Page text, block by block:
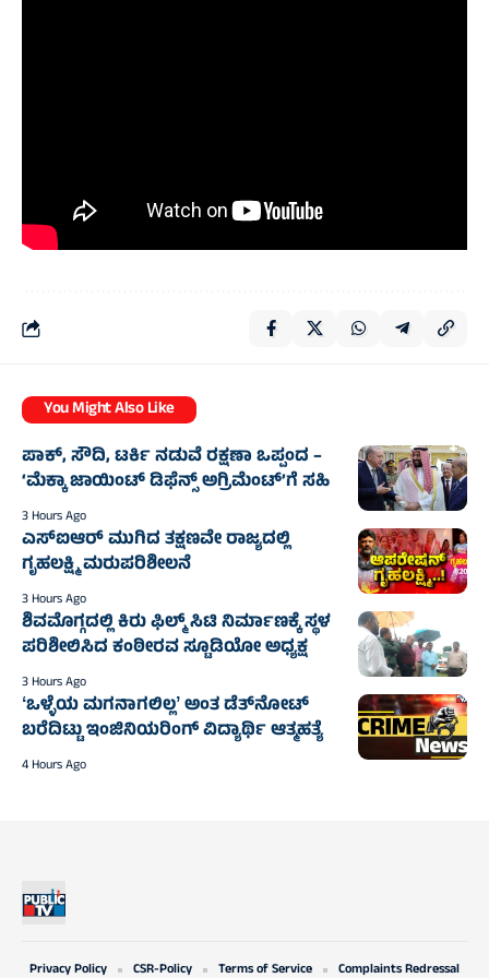
You Might Also Like
ಪಾಕ್, ಸೌದಿ, ಟರ್ಕಿ ನಡುವೆ ರಕ್ಷಣಾ ಒಪ್ಪಂದ –
‘ಮೆಕ್ಕಾ ಜಾಯಿಂಟ್ ಡಿಫೆನ್ಸ್ ಅಗ್ರಿಮೆಂಟ್’ಗೆ ಸಹಿ
3 Hours Ago
ಎಸ್‌ಐಆರ್ ಮುಗಿದ ತಕ್ಷಣವೇ ರಾಜ್ಯದಲ್ಲಿ
ಗೃಹಲಕ್ಷ್ಮಿ ಮರುಪರಿಶೀಲನೆ
3 Hours Ago
ಶಿವಮೊಗ್ಗದಲ್ಲಿ ಕಿರು ಫಿಲ್ಮ್ ಸಿಟಿ ನಿರ್ಮಾಣಕ್ಕೆ ಸ್ಥಳ
ಪರಿಶೀಲಿಸಿದ ಕಂಠೀರವ ಸ್ಟೂಡಿಯೋ ಅಧ್ಯಕ್ಷ
3 Hours Ago
ʻಒಳ್ಳೆಯ ಮಗನಾಗಲಿಲ್ಲʼ ಅಂತ ಡೆತ್‌ನೋಟ್
ಬರೆದಿಟ್ಟು ಇಂಜಿನಿಯರಿಂಗ್ ವಿದ್ಯಾರ್ಥಿ ಆತ್ಮಹತ್ಯೆ‌
4 Hours Ago
Privacy Policy CSR-Policy Terms of Service Complaints Redressal